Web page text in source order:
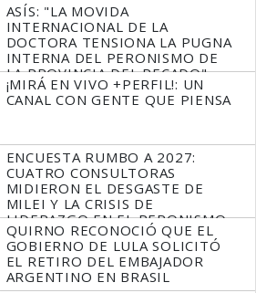
ASÍS: "LA MOVIDA
INTERNACIONAL DE LA
DOCTORA TENSIONA LA PUGNA
INTERNA DEL PERONISMO DE
LA PROVINCIA DEL PECADO"
¡MIRÁ EN VIVO +PERFIL!: UN
CANAL CON GENTE QUE PIENSA
ENCUESTA RUMBO A 2027:
CUATRO CONSULTORAS
MIDIERON EL DESGASTE DE
MILEI Y LA CRISIS DE
LIDERAZGO EN EL PERONISMO
QUIRNO RECONOCIÓ QUE EL
GOBIERNO DE LULA SOLICITÓ
EL RETIRO DEL EMBAJADOR
ARGENTINO EN BRASIL